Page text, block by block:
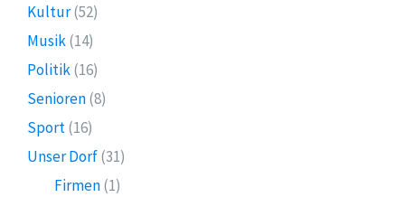
Kultur(52)
Musik(14)
Politik(16)
Senioren(8)
Sport(16)
Unser Dorf(31)
Firmen(1)